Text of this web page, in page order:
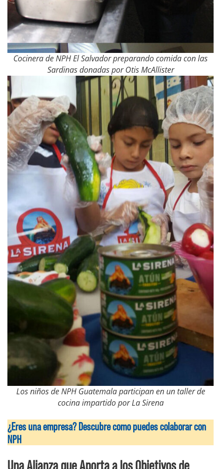
Cocinera de NPH El Salvador preparando comida con las
Sardinas donadas por Otis McAllister
Los niños de NPH Guatemala participan en un taller de
cocina impartido por La Sirena
¿Eres una empresa? Descubre como puedes colaborar con
NPH
Una Alianza que Aporta a los Objetivos de